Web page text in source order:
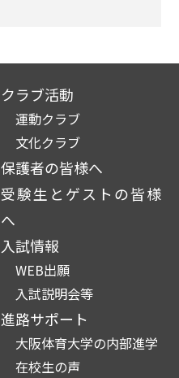
クラブ活動
運動クラブ
文化クラブ
保護者の皆様へ
受験生とゲストの皆様
へ
入試情報
WEB出願
入試説明会等
進路サポート
大阪体育大学の内部進学
在校生の声